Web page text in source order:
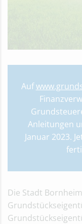
Auf
Anleitungen
Januar 2023.
Die Stadt